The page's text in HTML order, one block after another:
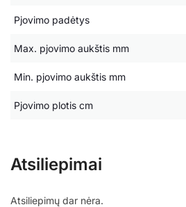
Pjovimo padėtys
Max. pjovimo aukštis mm
Min. pjovimo aukštis mm
Pjovimo plotis cm
Atsiliepimai
Atsiliepimų dar nėra.